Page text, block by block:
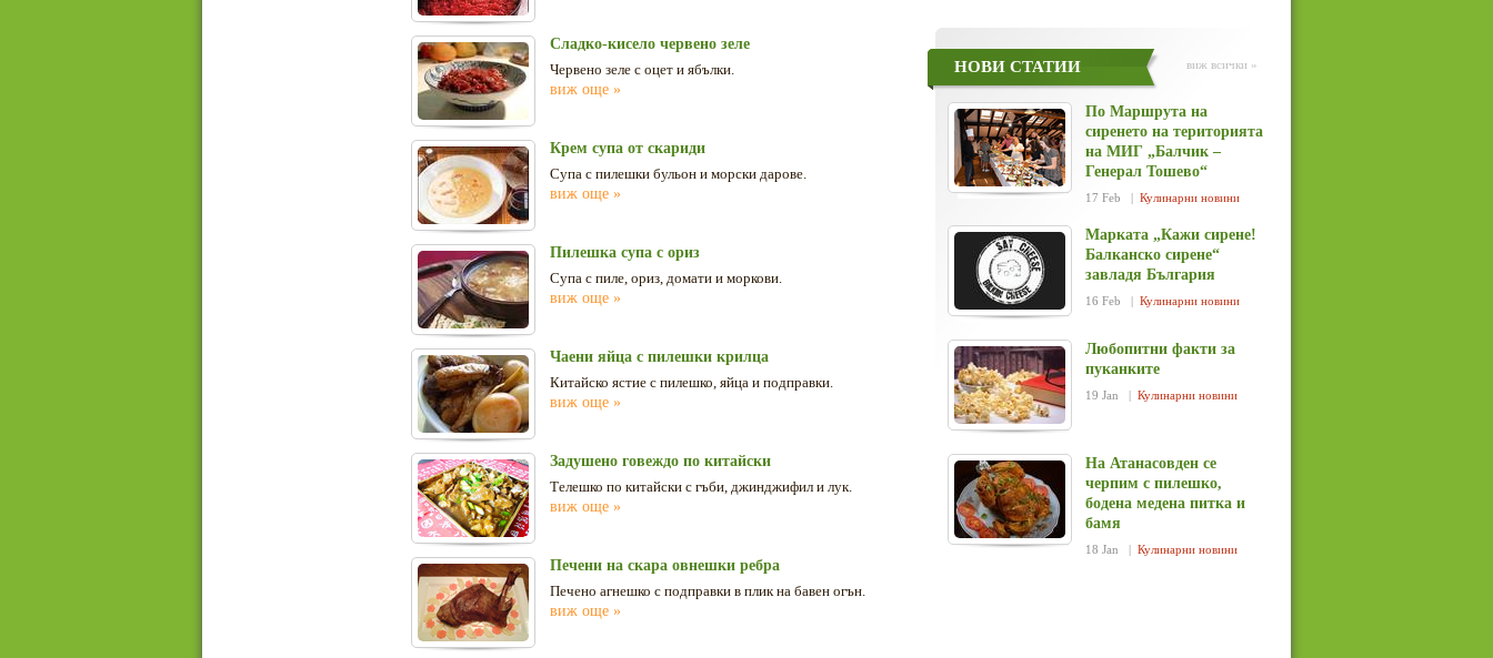
Сладко-кисело червено зеле
Червено зеле с оцет и ябълки.
виж още »
Крем супа от скариди
Супа с пилешки бульон и морски дарове.
виж още »
Пилешка супа с ориз
Супа с пиле, ориз, домати и моркови.
виж още »
Чаени яйца с пилешки крилца
Китайско ястие с пилешко, яйца и подправки.
виж още »
Задушено говеждо по китайски
Телешко по китайски с гъби, джинджифил и лук.
виж още »
Печени на скара овнешки ребра
Печено агнешко с подправки в плик на бавен огън.
виж още »
НОВИ СТАТИИ виж всички »
По Маршрута на
сиренето на територията
на МИГ „Балчик –
Генерал Тошево“
17 Feb | Кулинарни новини
Марката „Кажи сирене!
Балканско сирене“
завладя България
16 Feb | Кулинарни новини
Любопитни факти за
пуканките
19 Jan | Кулинарни новини
На Атанасовден се
черпим с пилешко,
бодена медена питка и
бамя
18 Jan | Кулинарни новини